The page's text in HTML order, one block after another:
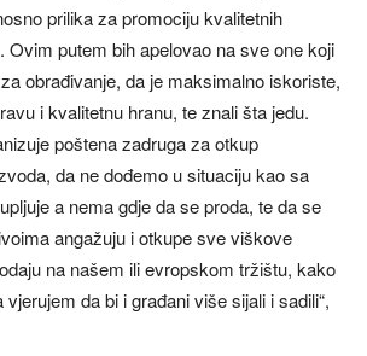
prilika za promociju kvalitetnih
Ovim putem bih apelovao na sve one koji
obrađivanje, da je maksimalno iskoriste,
i kvalitetnu hranu, te znali šta jedu.
poštena zadruga za otkup
da ne dođemo u situaciju kao sa
a nema gdje da se proda, te da se
angažuju i otkupe sve viškove
na našem ili evropskom tržištu, kako
da bi i građani više sijali i sadili“,